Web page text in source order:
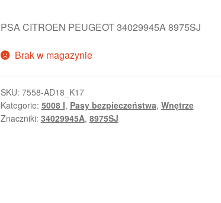
PSA CITROEN PEUGEOT 34029945A 8975SJ
Brak w magazynie
SKU: 7558-AD18_K17
Kategorie: 5008 I, Pasy bezpieczeństwa, Wnętrze
Znaczniki: 34029945A, 8975SJ